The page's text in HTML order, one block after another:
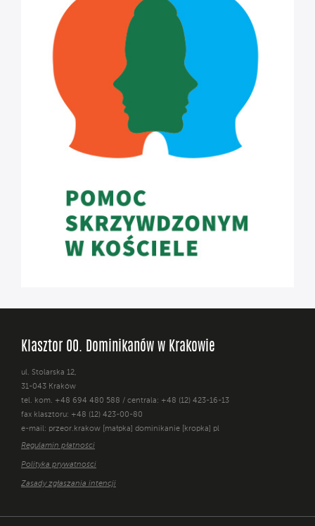
Klasztor OO. Dominikanów w Krakowie
ul. Stolarska 12,
31-043 Kraków
tel. kom. +48 694 480 588 / centrala: +48 (12) 423-16-13
fax klasztoru: +48 (12) 423-00-80
e-mail: przeor.krakow [małpka] dominikanie [kropka] pl
Regulamin płatności
Polityka prywatności
Zasady zgłaszania intencji